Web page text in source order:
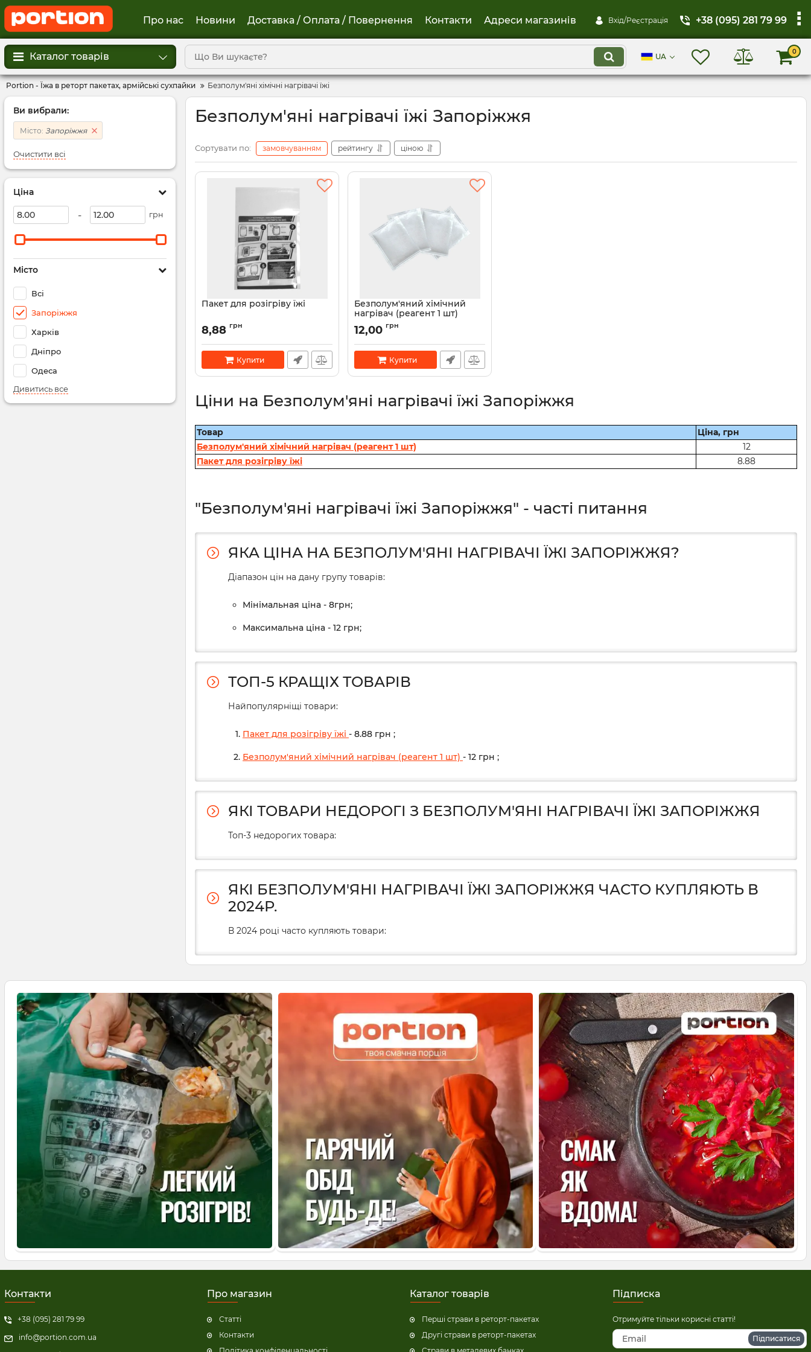
Про нас Новини Доставка / Оплата / Повернення Контакти Адреси магазинів Вхід/Реєстрація +38 (095) 281 79 99
Каталог товарів UA
0
Portion - Їжа в реторт пакетах, армійські сухпайки Безполум'яні хімічні нагрівачі їжі
Ви вибрали:
Місто: Запоріжжя
Очистити всі
Ціна
- грн
Місто
Всі
Запоріжжя
Харків
Дніпро
Одеса
Дивитись все
Безполум'яні нагрівачі їжі Запоріжжя
Сортувати по: замовчуванням рейтингу ціною
Пакет для розігріву їжі
8,88 грн
Купити
Безполум'яний хімічний
нагрівач (реагент 1 шт)
12,00 грн
Купити
Ціни на Безполум'яні нагрівачі їжі Запоріжжя
Товар
Ціна, грн
Безполум'яний хімічний нагрівач (реагент 1 шт)
12
Пакет для розігріву їжі
8.88
"Безполум'яні нагрівачі їжі Запоріжжя" - часті питання
ЯКА ЦІНА НА БЕЗПОЛУМ'ЯНІ НАГРІВАЧІ ЇЖІ ЗАПОРІЖЖЯ?
Діапазон цін на дану групу товарів:
Мінімальная ціна - 8грн;
Максимальна ціна - 12 грн;
ТОП-5 КРАЩІХ ТОВАРІВ
Найпопулярніщі товари:
Пакет для розігріву їжі - 8.88 грн ;
Безполум'яний хімічний нагрівач (реагент 1 шт) - 12 грн ;
ЯКІ ТОВАРИ НЕДОРОГІ З БЕЗПОЛУМ'ЯНІ НАГРІВАЧІ ЇЖІ ЗАПОРІЖЖЯ
Топ-3 недорогих товара:
ЯКІ БЕЗПОЛУМ'ЯНІ НАГРІВАЧІ ЇЖІ ЗАПОРІЖЖЯ ЧАСТО КУПЛЯЮТЬ В
2024Р.
В 2024 році часто купляють товари:
Контакти
+38 (095) 281 79 99
info@portion.com.ua
Про магазин
Статті
Контакти
Каталог товарів
Перші страви в реторт-пакетах
Другі страви в реторт-пакетах
Підписка
Отримуйте тільки корисні статті!
Підписатися